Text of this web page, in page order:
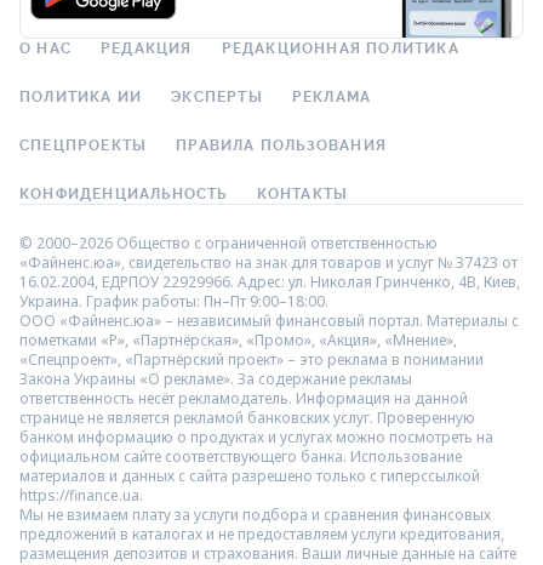
О НАС РЕДАКЦИЯ РЕДАКЦИОННАЯ ПОЛИТИКА
ПОЛИТИКА ИИ ЭКСПЕРТЫ РЕКЛАМА
СПЕЦПРОЕКТЫ ПРАВИЛА ПОЛЬЗОВАНИЯ
КОНФИДЕНЦИАЛЬНОСТЬ КОНТАКТЫ
© 2000–2026 Общество с ограниченной ответственностью
«Файненс.юа», свидетельство на знак для товаров и услуг № 37423 от
16.02.2004, ЕДРПОУ 22929966. Адрес: ул. Николая Гринченко, 4В, Киев,
Украина. График работы: Пн–Пт 9:00–18:00.
ООО «Файненс.юа» – независимый финансовый портал. Материалы с
пометками «Р», «Партнёрская», «Промо», «Акция», «Мнение»,
«Спецпроект», «Партнёрский проект» – это реклама в понимании
Закона Украины «О рекламе». За содержание рекламы
ответственность несёт рекламодатель. Информация на данной
странице не является рекламой банковских услуг. Проверенную
банком информацию о продуктах и услугах можно посмотреть на
официальном сайте соответствующего банка. Использование
материалов и данных с сайта разрешено только с гиперссылкой
https://finance.ua.
Мы не взимаем плату за услуги подбора и сравнения финансовых
предложений в каталогах и не предоставляем услуги кредитования,
размещения депозитов и страхования. Ваши личные данные на сайте